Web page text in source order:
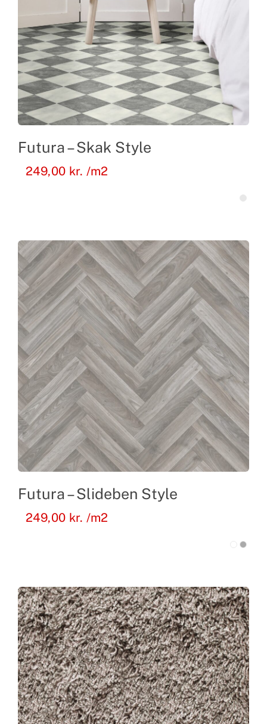
Futura – Skak Style
249,00 kr. /m2
Futura – Slideben Style
249,00 kr. /m2